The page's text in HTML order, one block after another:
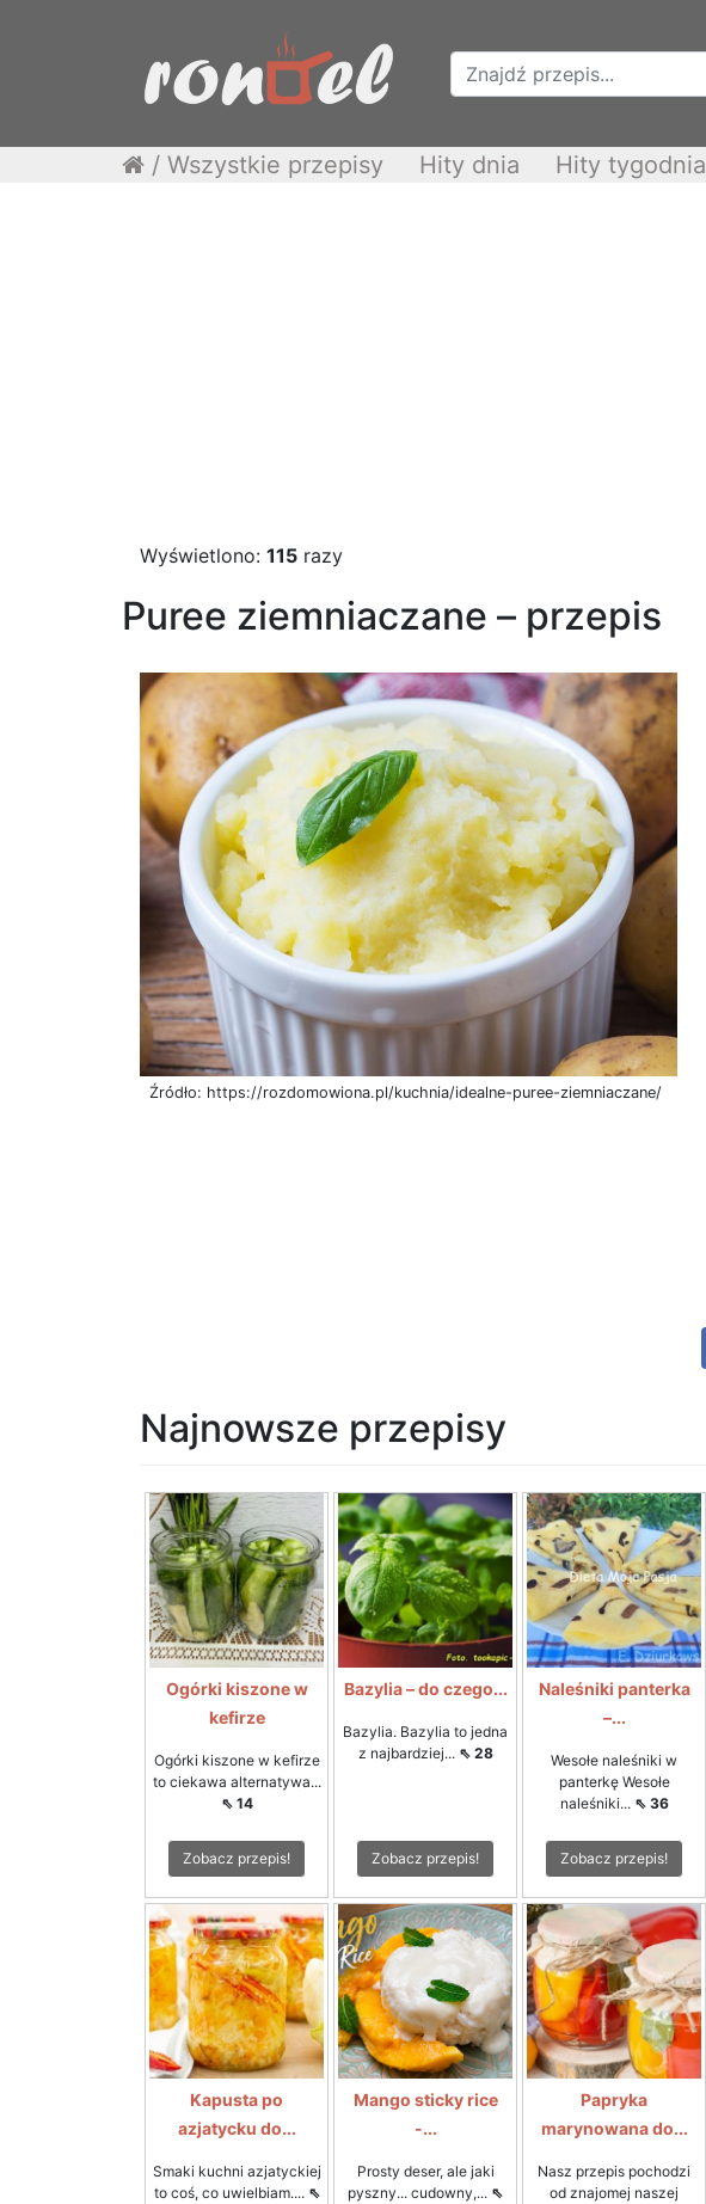
/ Wszystkie przepisy Hity dnia Hity tygodnia
Wyświetlono: 115 razy
Puree ziemniaczane – przepis
Źródło: https://rozdomowiona.pl/kuchnia/idealne-puree-ziemniaczane/
Najnowsze przepisy
Ogórki kiszone w
kefirze
Ogórki kiszone w kefirze
to ciekawa alternatywa...
⇖ 14
Zobacz przepis!
Bazylia – do czego...
Bazylia. Bazylia to jedna
z najbardziej... ⇖ 28
Zobacz przepis!
Naleśniki panterka
–...
Wesołe naleśniki w
panterkę Wesołe
naleśniki... ⇖ 36
Zobacz przepis!
Kapusta po
azjatycku do...
Smaki kuchni azjatyckiej
to coś, co uwielbiam.... ⇖
Mango sticky rice
-...
Prosty deser, ale jaki
pyszny... cudowny,... ⇖
Papryka
marynowana do...
Nasz przepis pochodzi
od znajomej naszej